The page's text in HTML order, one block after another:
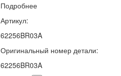
Подробнее
Артикул:
62256BR03A
Оригинальный номер детали:
62256BR03A